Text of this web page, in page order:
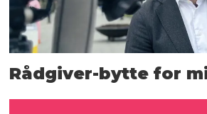
Rådgiver-bytte for